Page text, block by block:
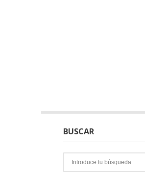
BUSCAR